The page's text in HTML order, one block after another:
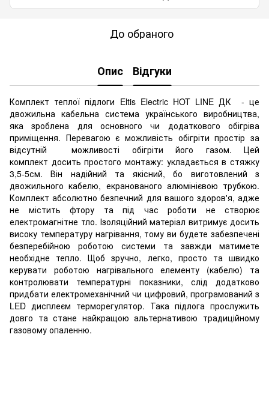
До обраного
Опис Відгуки
Комплект теплої підлоги Eltis Electric HOT LINE ДК - це
двожильна кабельна система українського виробництва,
яка зроблена для основного чи додаткового обігріва
приміщення. Перевагою є можливість обігріти простір за
відсутній можливості обігріти його газом. Цей
комплект досить простого монтажу: укладається в стяжку
3,5-5см. Він надійний та якісний, бо виготовлений з
двожильного кабелю, екранованого алюмінієвою трубкою.
Комплект абсолютно безпечний для вашого здоров'я, адже
не містить фтору та під час роботи не створює
електромагнітне тло. Ізоляційний матеріал витримує досить
високу температуру нагрівання, тому ви будете забезпечені
безперебійною роботою системи та завжди матимете
необхідне тепло. Щоб зручно, легко, просто та швидко
керувати роботою нагрівального елементу (кабелю) та
контролювати температурні показники, слід додатково
придбати електромеханічний чи цифровий, програмований з
LED дисплеєм терморегулятор. Така підлога прослужить
довго та стане найкращою альтернативою традиційному
газовому опаленню.